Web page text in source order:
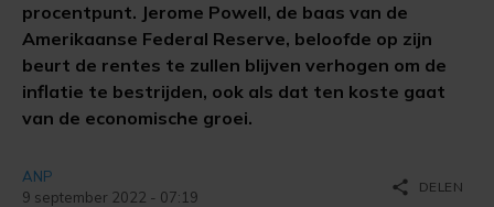
procentpunt. Jerome Powell, de baas van de
Amerikaanse Federal Reserve, beloofde op zijn
beurt de rentes te zullen blijven verhogen om de
inflatie te bestrijden, ook als dat ten koste gaat
van de economische groei.
ANP
9 september 2022 - 07:19
share DELEN